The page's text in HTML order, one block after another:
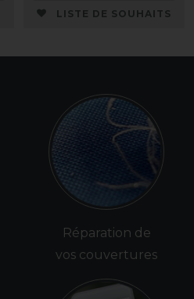
LISTE DE SOUHAITS
Réparation de
vos couvertures